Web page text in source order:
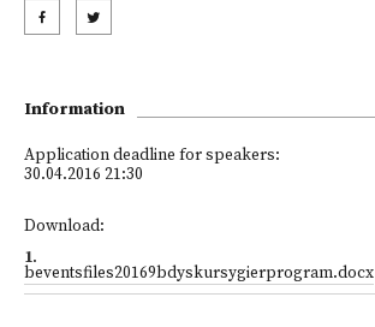
Information
Application deadline for speakers:
30.04.2016 21:30
Download:
1.
beventsfiles20169bdyskursygierprogram.docx